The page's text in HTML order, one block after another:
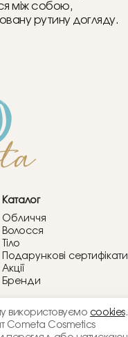
між собою,
рутину догляду.
Каталог
Обличчя
Волосся
Тіло
Подарункові сертифікати
Акції
Бренди
+38066 413 83 60
використовуємо cookies.
Cometa Cosmetics